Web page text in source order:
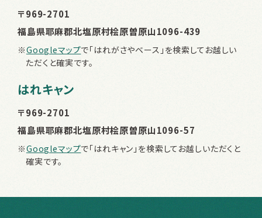
〒969-2701
福島県耶麻郡北塩原村桧原曽原山1096-439
※Googleマップで「はれがさやベース」を検索してお越しい
ただくと確実です。
はれキャン
〒969-2701
福島県耶麻郡北塩原村桧原曽原山1096-57
※Googleマップで「はれキャン」を検索してお越しいただくと
確実です。